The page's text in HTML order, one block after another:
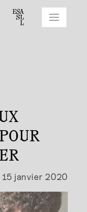
15 janvier 2020